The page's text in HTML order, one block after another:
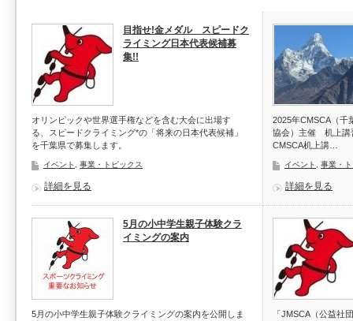
目指せ!金メダル スピードク
ライミング日本代表候補募
集!!
オリンピックや世界選手権などを含む大会に出場す
る、スピードクライミング*の「将来の日本代表候補」
を千葉県で募集します。
イベント 事業・トピックス
詳細を見る
2025年CMSCA（千
協会）主催 机上講
CMSCA机上講…
イベント 事業・
詳細を見る
5月の小中学生親子体験クラ
イミングの案内
5月の小中学生親子体験クライミングの案内を公開しま
「JMSCA（公益社